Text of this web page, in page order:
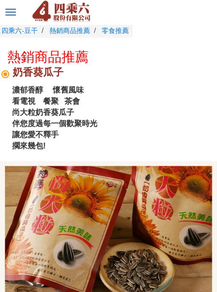
選
切
四乘六-豆干 熱銷商品推薦 零食推薦
熱銷商品推薦
奶香葵瓜子
濃郁香醇 懷舊風味
看電視 餐聚 茶會
尚大粒奶香葵瓜子
伴您度過每一個歡聚時光
讓您愛不釋手
擱來幾包!